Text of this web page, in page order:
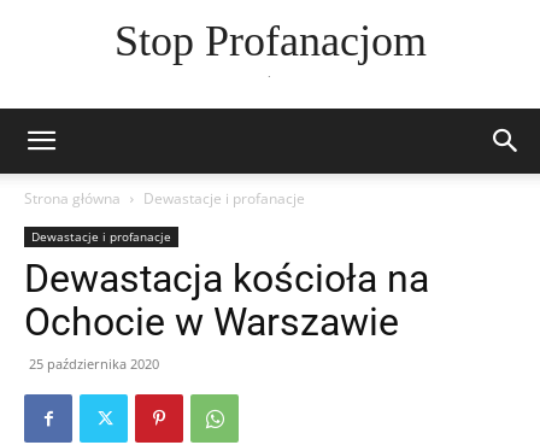
Stop Profanacjom
Strona główna Dewastacje i profanacje
Dewastacje i profanacje
Dewastacja kościoła na
Ochocie w Warszawie
25 października 2020